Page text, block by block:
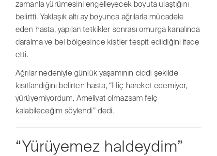
zamanla yürümesini engelleyecek boyuta ulaştığını
belirtti. Yaklaşık altı ay boyunca ağrılarla mücadele
eden hasta, yapılan tetkikler sonrası omurga kanalında
daralma ve bel bölgesinde kistler tespit edildiğini ifade
etti.
Ağrılar nedeniyle günlük yaşamının ciddi şekilde
kısıtlandığını belirten hasta, “Hiç hareket edemiyor,
yürüyemiyordum. Ameliyat olmazsam felç
kalabileceğim söylendi” dedi.
“Yürüyemez haldeydim”